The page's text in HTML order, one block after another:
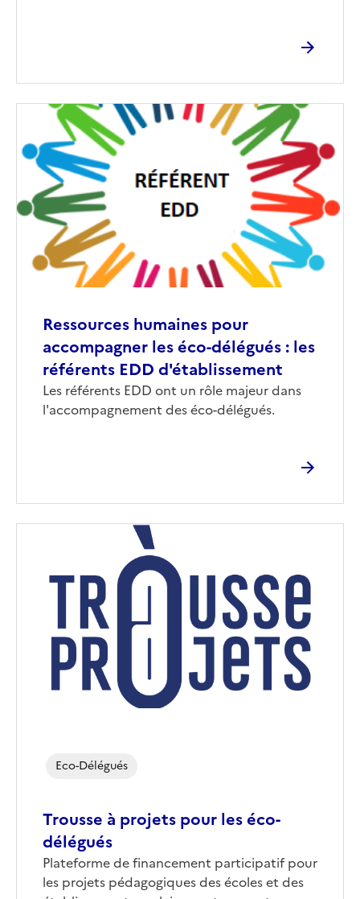
Ressources humaines pour
accompagner les éco-délégués : les
référents EDD d'établissement
Corps
Les référents EDD ont un rôle majeur dans
l'accompagnement des éco-délégués.
Image
couverture
(conseillée)
Trousse à projets pour les éco-
délégués
Corps
Plateforme de financement participatif pour
les projets pédagogiques des écoles et des
Eco-Délégués
couverture